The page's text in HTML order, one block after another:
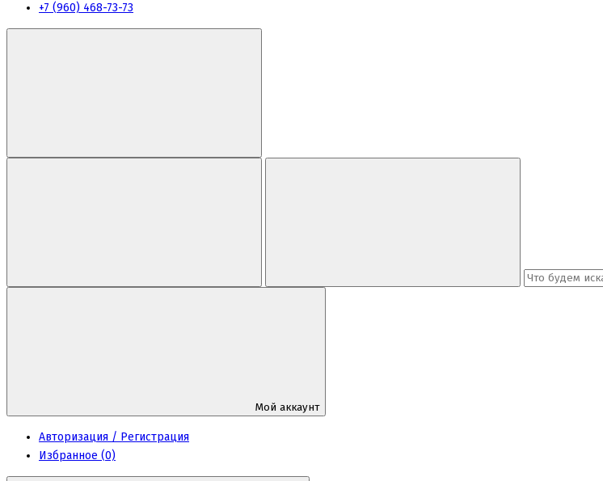
+7 (960) 468-73-73
Мой аккаунт
Авторизация / Регистрация
Избранное (0)